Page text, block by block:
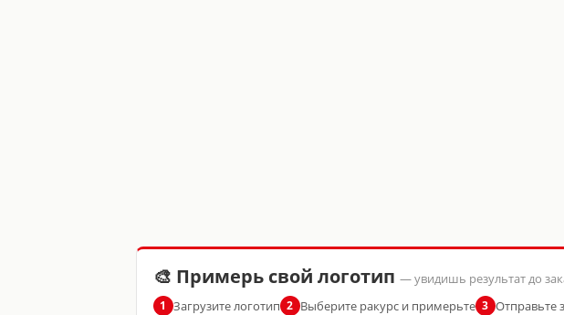
🎨 Примерь свой логотип — увидишь результат до
1 Загрузите логотип 2 Выберите ракурс и примерьте 3 Отправьте